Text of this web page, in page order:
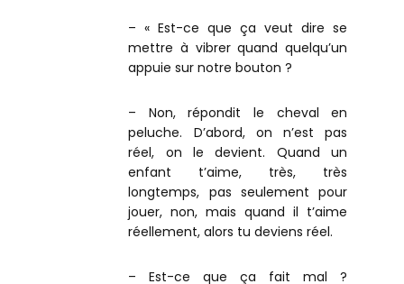
– « Est-ce que ça veut dire se
mettre à vibrer quand quelqu’un
appuie sur notre bouton ?
– Non, répondit le cheval en
peluche. D’abord, on n’est pas
réel, on le devient. Quand un
enfant t’aime, très, très
longtemps, pas seulement pour
jouer, non, mais quand il t’aime
réellement, alors tu deviens réel.
– Est-ce que ça fait mal ?